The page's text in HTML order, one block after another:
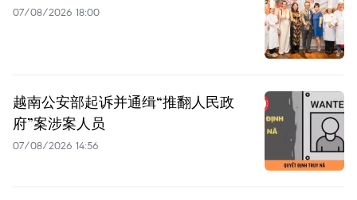
07/08/2026 18:00
越南公安部起诉并通缉“推翻人民政
府”案涉案人员
07/08/2026 14:56